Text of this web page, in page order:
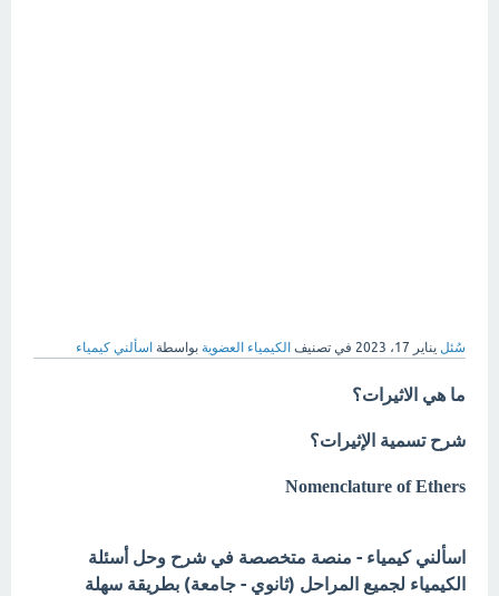
سُئل يناير 17، 2023 في تصنيف الكيمياء العضوية بواسطة اسألني كيمياء
ما هي الاثيرات؟
شرح تسمية الإثيرات؟
Nomenclature of Ethers
اسألني كيمياء - منصة متخصصة في شرح وحل أسئلة
الكيمياء لجميع المراحل (ثانوي - جامعة) بطريقة سهلة